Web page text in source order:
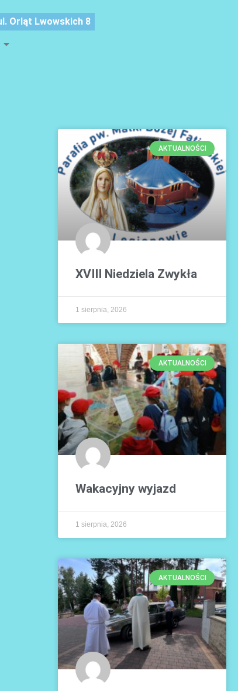
Orląt Lwowskich 8
AKTUALNOŚCI
XVIII Niedziela Zwykła
1 sierpnia, 2026
AKTUALNOŚCI
Wakacyjny wyjazd
1 sierpnia, 2026
AKTUALNOŚCI